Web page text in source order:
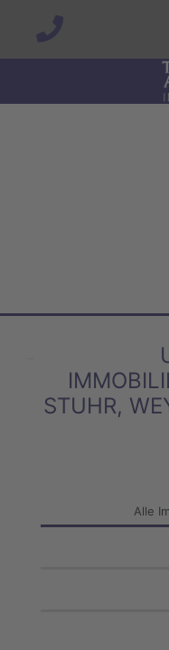
STUHR,
Alle